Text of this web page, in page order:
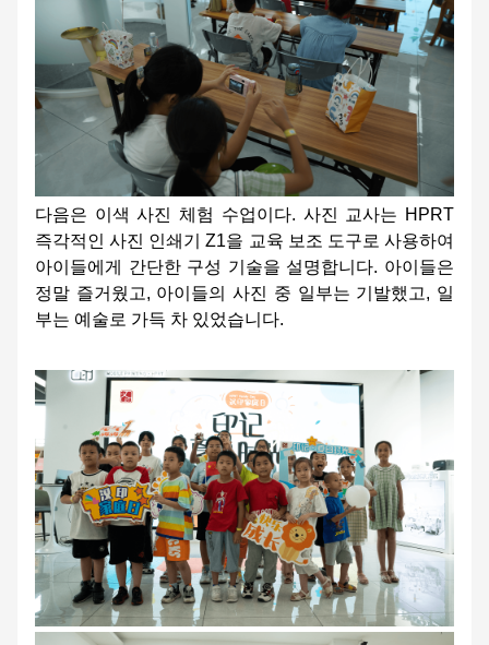
다음은 이색 사진 체험 수업이다. 사진 교사는 HPRT
즉각적인 사진 인쇄기 Z1을 교육 보조 도구로 사용하여
아이들에게 간단한 구성 기술을 설명합니다. 아이들은
정말 즐거웠고, 아이들의 사진 중 일부는 기발했고, 일
부는 예술로 가득 차 있었습니다.